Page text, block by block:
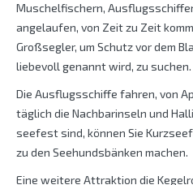
Muschelfischern,
angelaufen, von Zeit zu Zeit
Großsegler, um Schutz vor dem
liebevoll genannt wird, zu suchen.
Die Ausflugsschiffe fahren, von
täglich die Nachbarinseln und
seefest sind, können Sie
zu den Seehundsbänken machen.
Eine weitere Attraktion die